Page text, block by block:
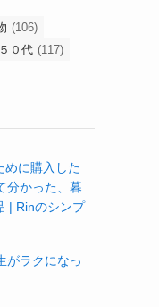
(106)
５０代 (117)
めに購入した
分かった、暮
| Rinのシンプ
がラクになっ